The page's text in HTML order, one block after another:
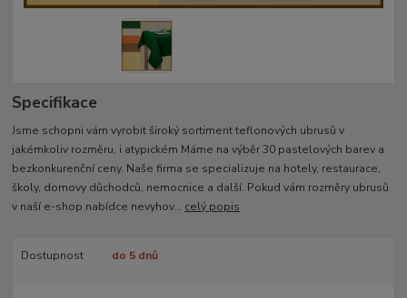
Specifikace
Jsme schopni vám vyrobit široký sortiment teflonových ubrusů v
jakémkoliv rozměru, i atypickém Máme na výběr 30 pastelových barev a
bezkonkurenční ceny. Naše firma se specializuje na hotely, restaurace,
školy, domovy důchodců, nemocnice a další. Pokud vám rozměry ubrusů
v naší e-shop nabídce nevyhov... celý popis
Dostupnost do 5 dnů